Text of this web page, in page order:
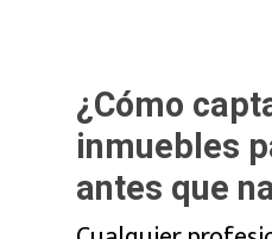
¿Cómo
inmuebles
antes que